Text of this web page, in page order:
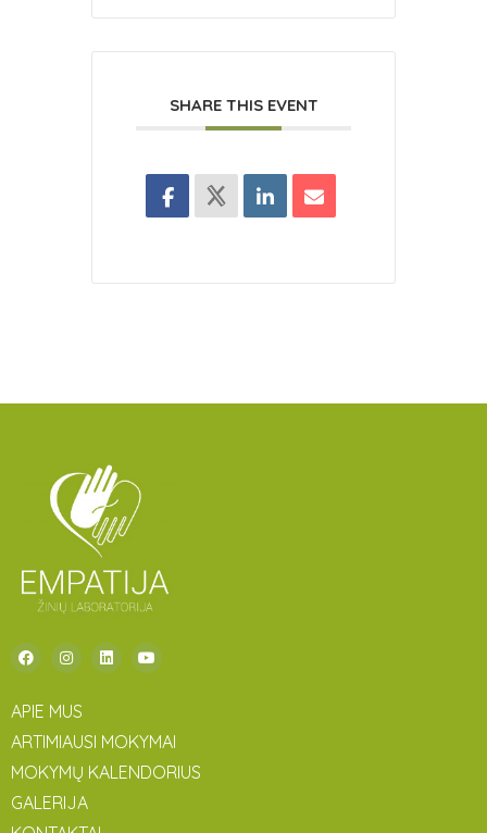
SHARE THIS EVENT
APIE MUS
ARTIMIAUSI MOKYMAI
MOKYMŲ KALENDORIUS
GALERIJA